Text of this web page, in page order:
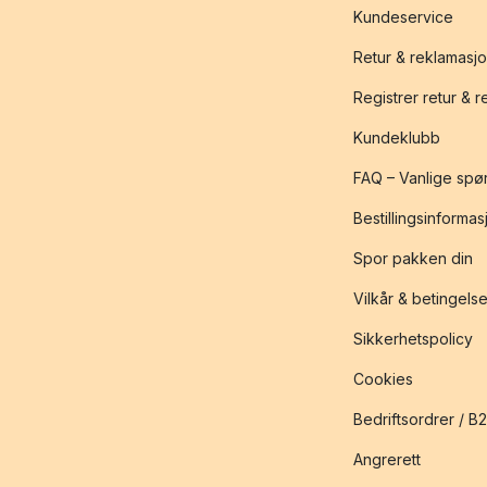
Kundeservice
Retur &
Registrer retur &
Kundeklubb
FAQ – Vanlige
Spor pakken din
Vilkår &
Sikkerhetspolicy
Cookies
Bedriftsordrer /
Angrerett